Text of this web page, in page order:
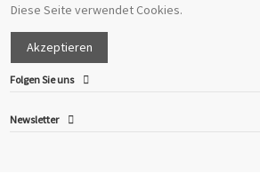
Diese Seite verwendet Cookies.
Akzeptieren
Folgen Sie uns
Newsletter